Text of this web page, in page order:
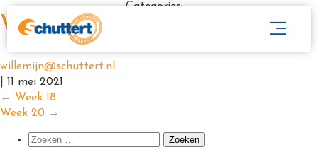
Week 19
willemijn@schuttert.nl
11 mei 2021
Categories:
← Week 18
Week 20 →